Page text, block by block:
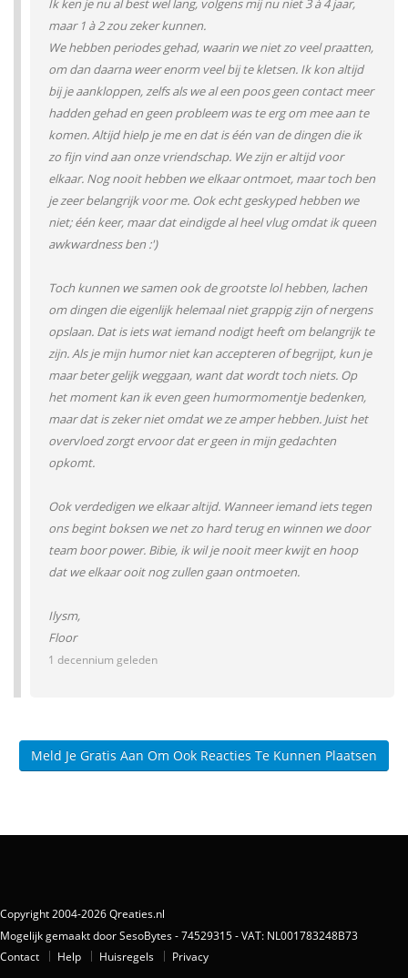
Ik ken je nu al best wel lang, volgens mij nu niet 3 à 4 jaar,
maar 1 à 2 zou zeker kunnen.
We hebben periodes gehad, waarin we niet zo veel praatten,
om dan daarna weer enorm veel bij te kletsen. Ik kon altijd
bij je aankloppen, zelfs als we al een poos geen contact meer
hadden gehad en geen probleem was te erg om mee aan te
komen. Altijd hielp je me en dat is één van de dingen die ik
zo fijn vind aan onze vriendschap. We zijn er altijd voor
elkaar. Nog nooit hebben we elkaar ontmoet, maar toch ben
je zeer belangrijk voor me. Ook echt geskyped hebben we
niet; één keer, maar dat eindigde al heel vlug omdat ik queen
awkwardness ben :')
Toch kunnen we samen ook de grootste lol hebben, lachen
om dingen die eigenlijk helemaal niet grappig zijn of nergens
opslaan. Dat is iets wat iemand nodigt heeft om belangrijk te
zijn. Als je mijn humor niet kan accepteren of begrijpt, kun je
maar beter gelijk weggaan, want dat wordt toch niets. Op
het moment kan ik even geen humormomentje bedenken,
maar dat is zeker niet omdat we ze amper hebben. Juist het
overvloed zorgt ervoor dat er geen in mijn gedachten
opkomt.
Ook verdedigen we elkaar altijd. Wanneer iemand iets tegen
ons begint boksen we net zo hard terug en winnen we door
team boor power. Bibie, ik wil je nooit meer kwijt en hoop
dat we elkaar ooit nog zullen gaan ontmoeten.
Ilysm,
Floor
1 decennium geleden
Meld Je Gratis Aan Om Ook Reacties Te Kunnen Plaatsen
Copyright 2004-2026 Qreaties.nl
Mogelijk gemaakt door SesoBytes - 74529315 - VAT: NL001783248B73
Contact
Help Huisregels Privacy